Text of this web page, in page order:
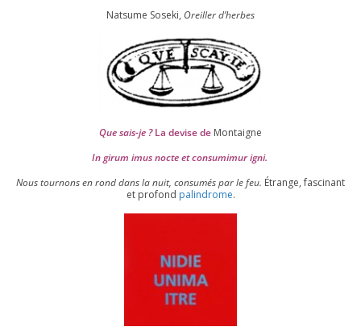
Natsume Soseki, Oreiller d’herbes
Que sais-je ?La devise de Montaigne
In girum imus nocte et consu­mi­mur igni.
Nous tour­nons en rond dans la nuit, consu­més par le feu. Étrange, fas­ci­nant
et pro­fond palin­drome.